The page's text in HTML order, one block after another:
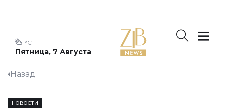
Пятница, 7 Августа
°C
Назад
НОВОСТИ